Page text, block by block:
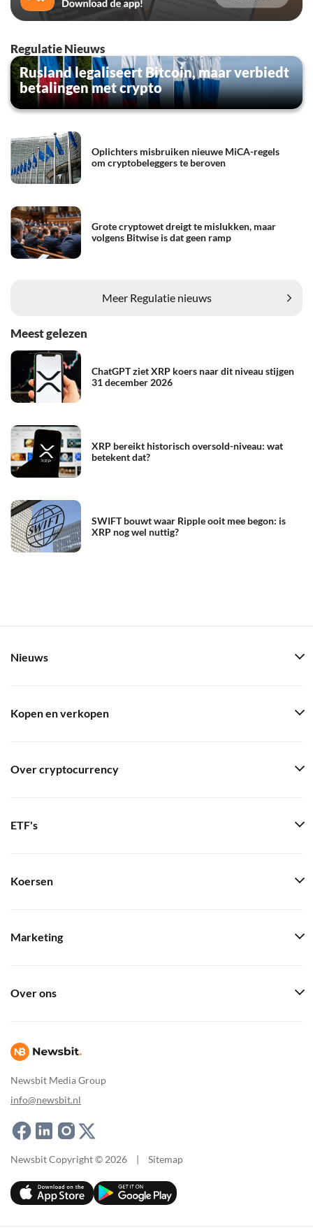
Regulatie Nieuws
Rusland legaliseert Bitcoin, maar verbiedt
betalingen met crypto
Oplichters misbruiken nieuwe MiCA-regels
om cryptobeleggers te beroven
Grote cryptowet dreigt te mislukken, maar
volgens Bitwise is dat geen ramp
Meer Regulatie nieuws
Meest gelezen
ChatGPT ziet XRP koers naar dit niveau stijgen
31 december 2026
XRP bereikt historisch oversold-niveau: wat
betekent dat?
SWIFT bouwt waar Ripple ooit mee begon: is
XRP nog wel nuttig?
Newsbit Media Group
info@newsbit.nl
Nieuws
Kopen en verkopen
Over cryptocurrency
ETF's
Koersen
Marketing
Over ons
Newsbit Copyright © 2026 | Sitemap